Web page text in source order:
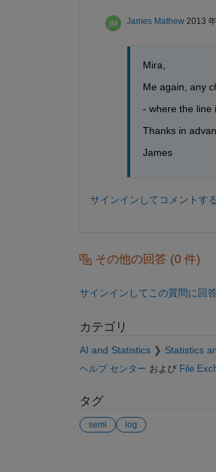
James Mathew 2013
Mira,
Me again, any
- where the line
Thanks in
James
サインインしてコメントする
その他の回答 (0 件)
サインインしてこの質問に回答
カテゴリ
AI and Statistics Statistics
ヘルプ センター および File
タグ
semi log